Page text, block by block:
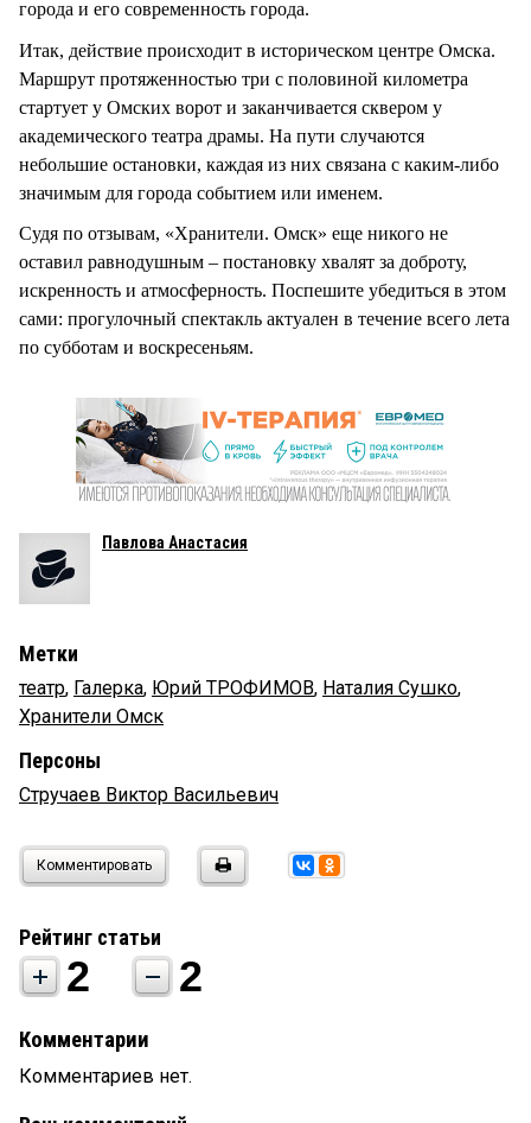
города и его современность города.
Итак, действие происходит в историческом центре Омска.
Маршрут протяженностью три с половиной километра
стартует у Омских ворот и заканчивается сквером у
академического театра драмы. На пути случаются
небольшие остановки, каждая из них связана с каким-либо
значимым для города событием или именем.
Судя по отзывам, «Хранители. Омск» еще никого не
оставил равнодушным – постановку хвалят за доброту,
искренность и атмосферность. Поспешите убедиться в этом
сами: прогулочный спектакль актуален в течение всего лета
по субботам и воскресеньям.
Павлова Анастасия
Метки
театр, Галерка, Юрий ТРОФИМОВ, Наталия Сушко,
Хранители Омск
Персоны
Стручаев Виктор Васильевич
Комментировать
Рейтинг статьи
2 2
Комментарии
Комментариев нет.